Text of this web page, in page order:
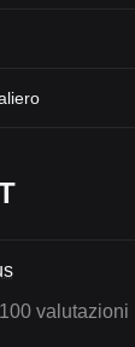
100 valutazioni